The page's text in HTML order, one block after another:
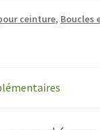
ceinture, Boucles